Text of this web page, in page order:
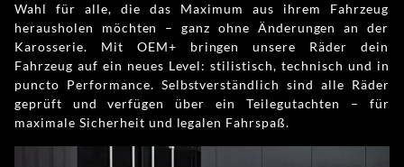
Wahl für alle, die das Maximum aus ihrem Fahrzeug
herausholen möchten – ganz ohne Änderungen an der
Karosserie. Mit OEM+ bringen unsere Räder dein
Fahrzeug auf ein neues Level: stilistisch, technisch und in
puncto Performance. Selbstverständlich sind alle Räder
geprüft und verfügen über ein Teilegutachten – für
maximale Sicherheit und legalen Fahrspaß.